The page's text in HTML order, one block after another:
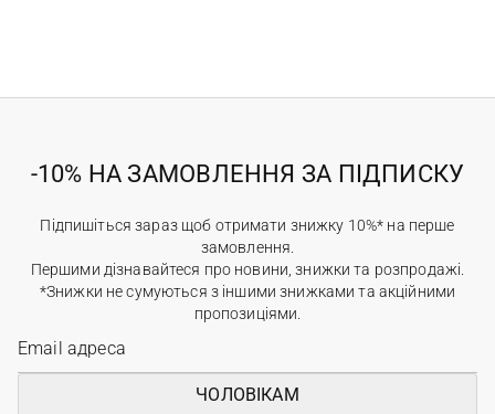
-10% НА ЗАМОВЛЕННЯ ЗА ПІДПИСКУ
Підпишіться зараз щоб отримати знижку 10%* на перше
замовлення.
Першими дізнавайтеся про новини, знижки та розпродажі.
*Знижки не сумуються з іншими знижками та акційними
пропозиціями.
ЧОЛОВІКАМ